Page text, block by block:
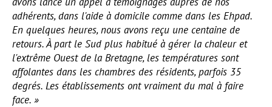
adhérents, dans l'aide à domicile comme dans les Ehpad.
En quelques heures, nous avons reçu une centaine de
retours. À part le Sud plus habitué à gérer la chaleur et
l'extrême Ouest de la Bretagne, les températures sont
affolantes dans les chambres des résidents, parfois 35
degrés. Les établissements ont vraiment du mal à faire
face. »